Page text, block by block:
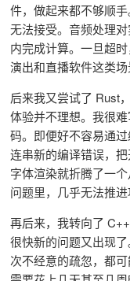
件，做起来都不够顺
无法接受。音频处理
内完成计算。一旦超
演出和直播软件这类
后来我又尝试了 Rust
体验并不理想。我很
码。即便好不容易通
连串新的编译错误，
字体渲染就折腾了一
问题里，几乎无法推
再后来，我转向了
很快新的问题又出现
次不经意的疏忽，都